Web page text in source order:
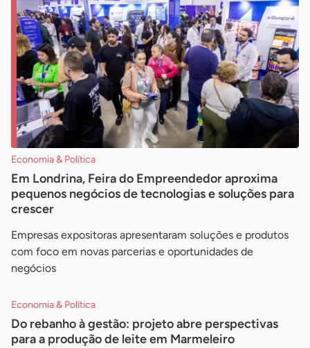
Economia & Política
Em Londrina, Feira do Empreendedor aproxima
pequenos negócios de tecnologias e soluções para
crescer
Empresas expositoras apresentaram soluções e produtos
com foco em novas parcerias e oportunidades de
negócios
Economia & Política
Do rebanho à gestão: projeto abre perspectivas
para a produção de leite em Marmeleiro